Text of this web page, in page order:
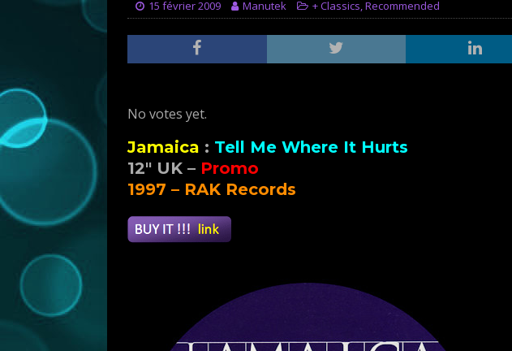
15 février 2009 Manutek + Classics,Recommended
No votes yet.
Jamaica : Tell Me Where It Hurts
12″ UK – Promo
1997 – RAK Records